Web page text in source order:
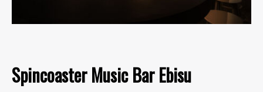
Spincoaster Music Bar Ebisu